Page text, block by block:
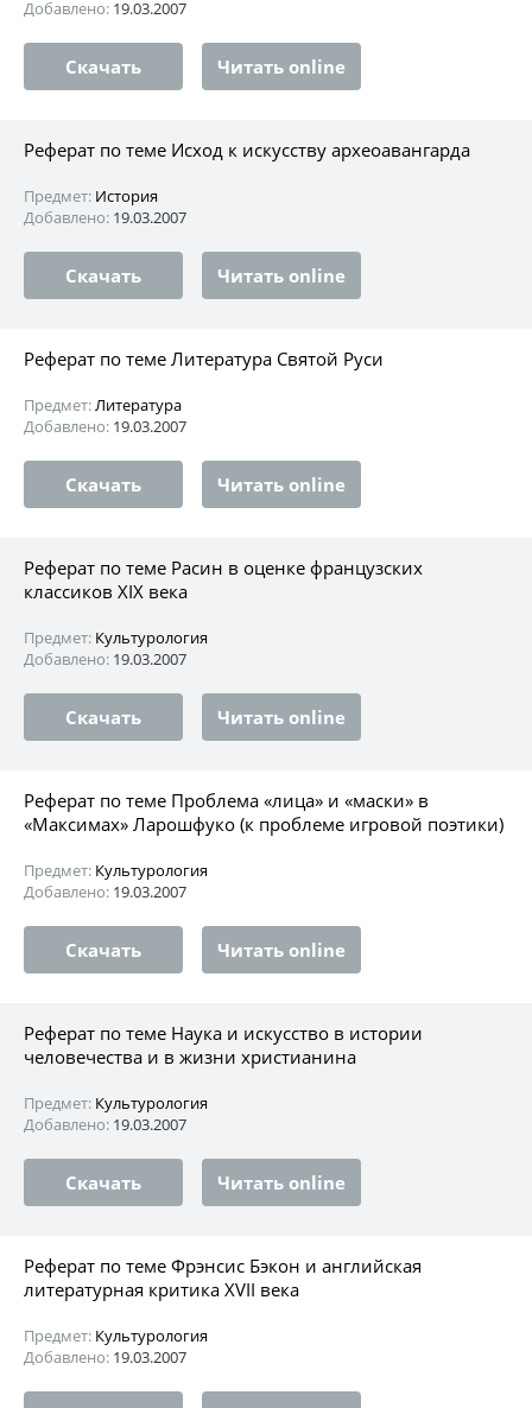
Добавлено: 19.03.2007
Скачать Читать online
Реферат по теме Исход к искусству археоавангарда
Предмет: История
Добавлено: 19.03.2007
Скачать Читать online
Реферат по теме Литература Святой Руси
Предмет:Литература
Добавлено: 19.03.2007
Скачать Читать online
Реферат по теме Расин в оценке французских
классиков XIX века
Предмет: Культурология
Добавлено: 19.03.2007
Скачать Читать online
Реферат по теме Проблема «лица» и «маски» в
«Максимах» Ларошфуко (к проблеме игровой поэтики)
Предмет: Культурология
Добавлено: 19.03.2007
Скачать Читать online
Реферат по теме Наука и искусство в истории
человечества и в жизни христианина
Предмет: Культурология
Добавлено: 19.03.2007
Скачать Читать online
Реферат по теме Фрэнсис Бэкон и английская
литературная критика XVII века
Предмет: Культурология
Добавлено: 19.03.2007